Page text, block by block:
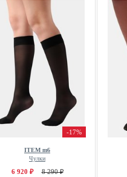
-17%
ITEM m6
Чулки
6 920 ₽ 8 290 ₽